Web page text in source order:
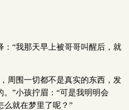
：“我那天早上被哥哥叫醒后，就
周围一切都不是真实的东西，发
”小孩拧眉：“可是我明明会
么就在梦里了呢？”